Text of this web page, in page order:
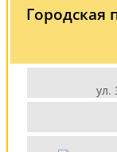
Городская
ул.